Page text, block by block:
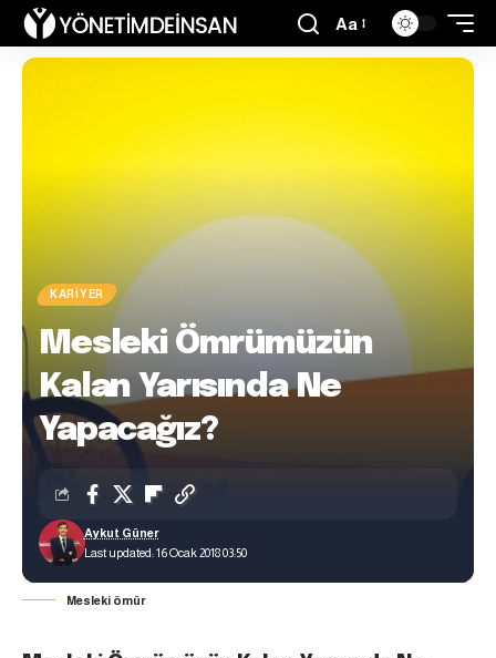
Aa
KARIYER
Mesleki Ömrümüzün
Kalan Yarısında Ne
Yapacağız?
Last updated: 16 Ocak 2018 03:50
Aykut Güner
Mesleki ömür